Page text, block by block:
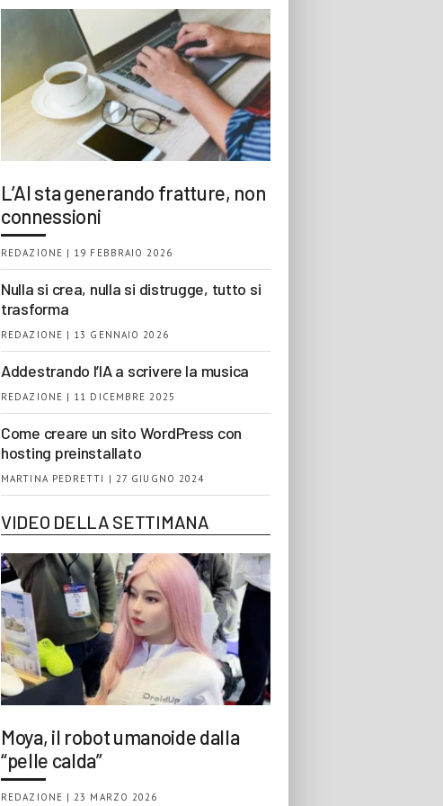
L’AI sta generando fratture, non
connessioni
REDAZIONE | 19 FEBBRAIO 2026
Nulla si crea, nulla si distrugge, tutto si
trasforma
REDAZIONE | 13 GENNAIO 2026
Addestrando l’IA a scrivere la musica
REDAZIONE | 11 DICEMBRE 2025
Come creare un sito WordPress con
hosting preinstallato
MARTINA PEDRETTI | 27 GIUGNO 2024
VIDEO DELLA SETTIMANA
Moya, il robot umanoide dalla
“pelle calda”
REDAZIONE | 23 MARZO 2026